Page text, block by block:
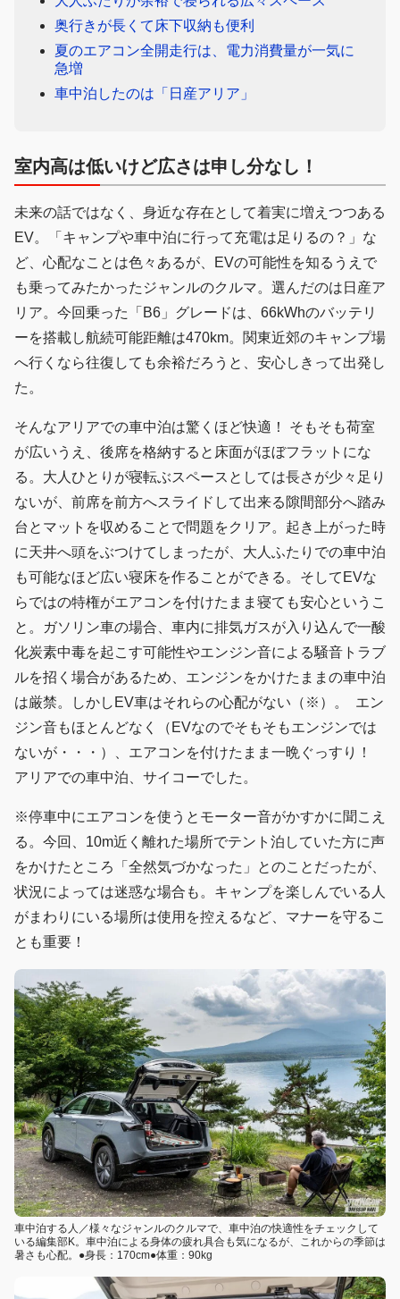
奥行きが長くて床下収納も便利
夏のエアコン全開走行は、電力消費量が一気に
急増
車中泊したのは「日産アリア」
室内高は低いけど広さは申し分なし！
未来の話ではなく、身近な存在として着実に増えつつある
EV。「キャンプや車中泊に行って充電は足りるの？」な
ど、心配なことは色々あるが、EVの可能性を知るうえで
も乗ってみたかったジャンルのクルマ。選んだのは日産ア
リア。今回乗った「B6」グレードは、66kWhのバッテリ
ーを搭載し航続可能距離は470km。関東近郊のキャンプ場
へ行くなら往復しても余裕だろうと、安心しきって出発し
た。
そんなアリアでの車中泊は驚くほど快適！ そもそも荷室
が広いうえ、後席を格納すると床面がほぼフラットにな
る。大人ひとりが寝転ぶスペースとしては長さが少々足り
ないが、前席を前方へスライドして出来る隙間部分へ踏み
台とマットを収めることで問題をクリア。起き上がった時
に天井へ頭をぶつけてしまったが、大人ふたりでの車中泊
も可能なほど広い寝床を作ることができる。そしてEVな
らではの特権がエアコンを付けたまま寝ても安心というこ
と。ガソリン車の場合、車内に排気ガスが入り込んで一酸
化炭素中毒を起こす可能性やエンジン音による騒音トラブ
ルを招く場合があるため、エンジンをかけたままの車中泊
は厳禁。しかしEV車はそれらの心配がない（※）。 エン
ジン音もほとんどなく（EVなのでそもそもエンジンでは
ないが・・・）、エアコンを付けたまま一晩ぐっすり！
アリアでの車中泊、サイコーでした。
※停車中にエアコンを使うとモーター音がかすかに聞こえ
る。今回、10m近く離れた場所でテント泊していた方に声
をかけたところ「全然気づかなった」とのことだったが、
状況によっては迷惑な場合も。キャンプを楽しんでいる人
がまわりにいる場所は使用を控えるなど、マナーを守るこ
とも重要！
車中泊する人／様々なジャンルのクルマで、車中泊の快適性をチェックして
いる編集部K。車中泊による身体の疲れ具合も気になるが、これからの季節は
暑さも心配。●身長：170cm●体重：90kg